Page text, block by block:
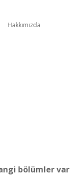
Hakkımızda
bölümler var